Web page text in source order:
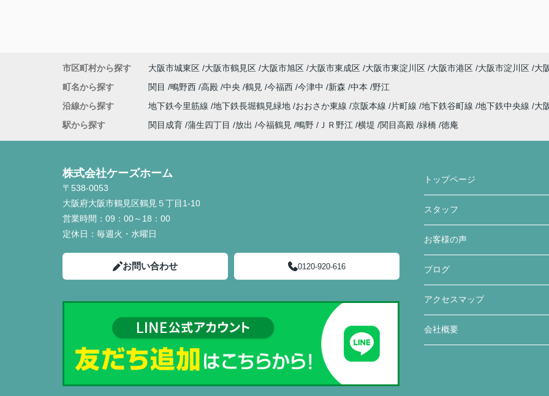
市区町村から探す 大阪市城東区 大阪市鶴見区 大阪市旭区 大阪市東成区 大阪市東淀川区 大阪市港区 大阪市淀川区 大
町名から探す
関目 鴫野西 高殿 中央 鶴見 今福西 今津中 新森 中本
野江
沿線から探す
地下鉄今里筋線 地下鉄長堀鶴見緑地 おおさか東線 京阪本線 片町線 地下鉄谷町線 地下鉄中央線
大
駅から探す
関目成育 蒲生四丁目 放出 今福鶴見 鴫野 ＪＲ野江 横堤 関目高殿 緑橋 徳庵
株式会社ケーズホーム
〒538-0053
大阪府大阪市鶴見区鶴見５丁目1-10
営業時間： 09：00～18：00
定休日： 毎週火・水曜日
お問い合わせ 0120-920-616
トップページ
スタッフ
お客様の声
ブログ
アクセスマップ
会社概要